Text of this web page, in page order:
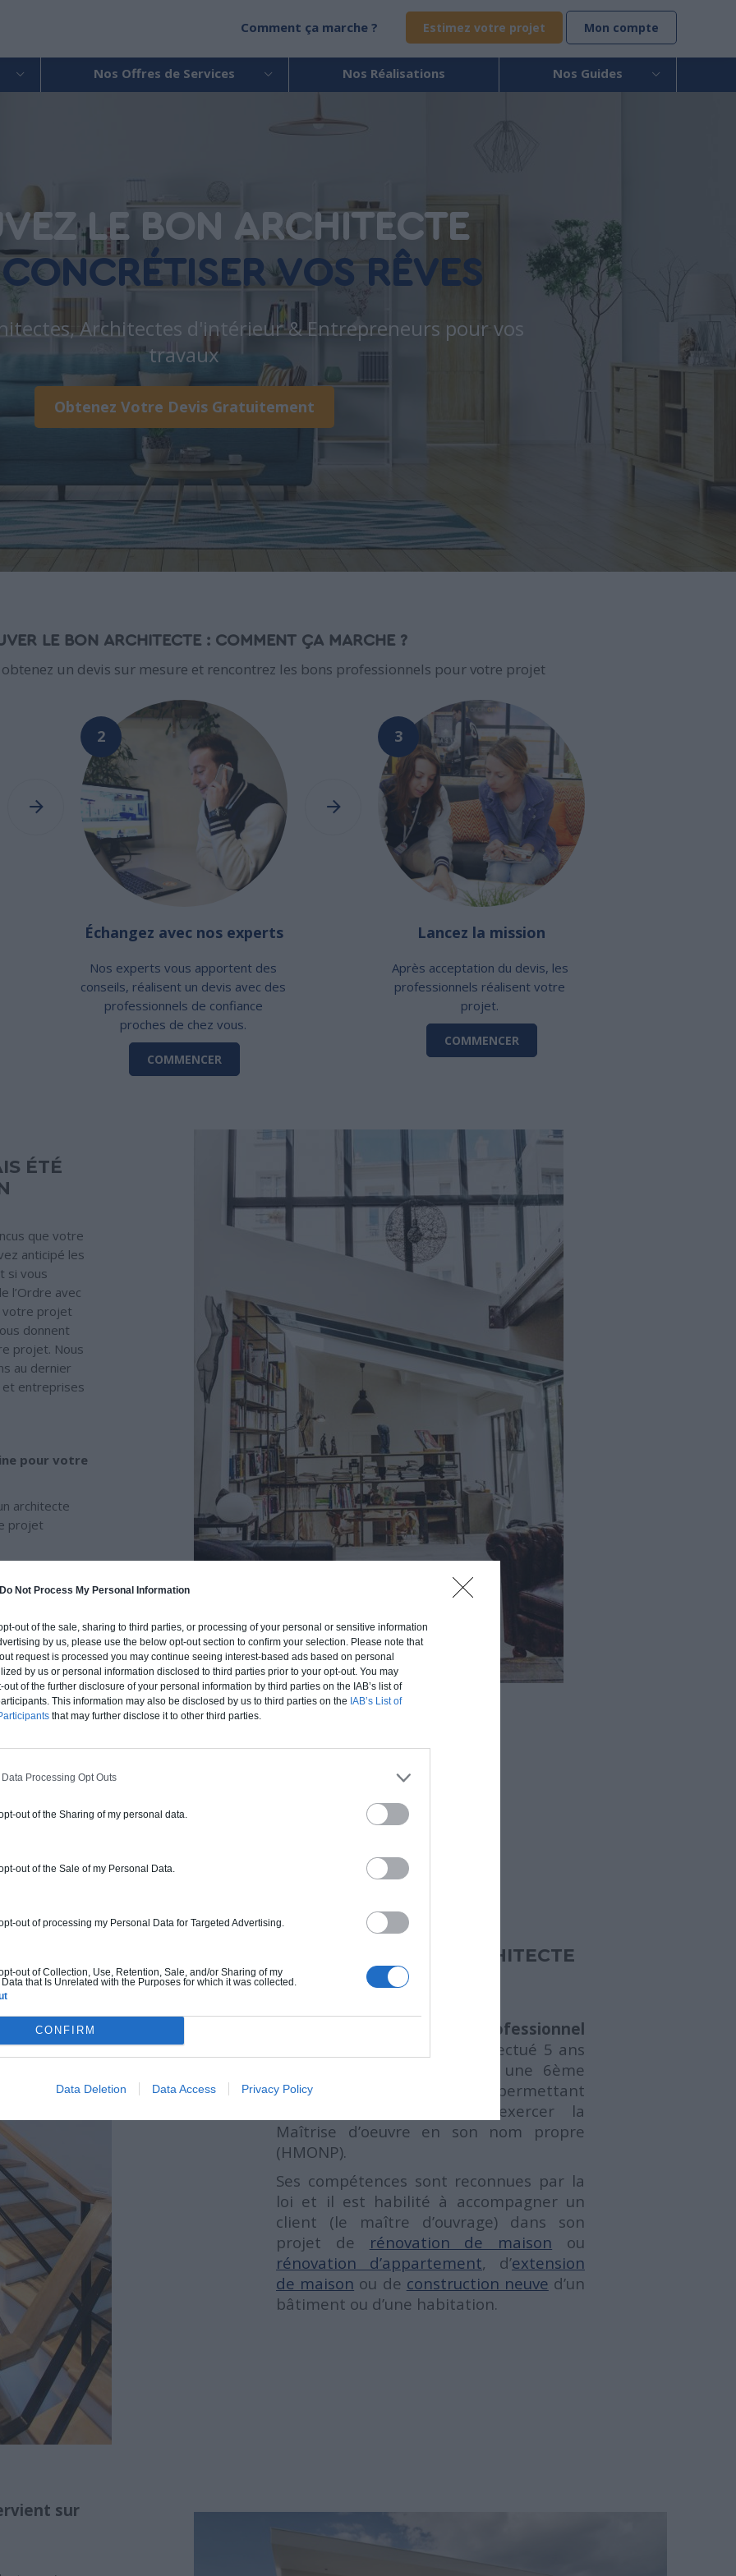
Do Not Process My Personal Information
out of the sale, sharing to third parties, or processing of your personal or sensitive information
by us, please use the below opt-out section to confirm your selection. Please note that
request is processed you may continue seeing interest-based ads based on personal
by us or personal information disclosed to third parties prior to your opt-out. You may
of the further disclosure of your personal information by third parties on the IAB’s list of
This information may also be disclosed by us to third parties on the IAB’s List of
that may further disclose it to other third parties.
Processing Opt Outs
out of the Sharing of my personal data.
out of the Sale of my Personal Data.
out of processing my Personal Data for Targeted Advertising.
out of Collection, Use, Retention, Sale, and/or Sharing of my
that Is Unrelated with the Purposes for which it was collected.
CONFIRM
Data Deletion Data Access Privacy Policy
Comment ça marche ? Estimez votre projet Mon compte
Nos Offres de Services Nos Réalisations Nos Guides
LE BON ARCHITECTE
VOS RÊVES
Architectes d'intérieur & Entrepreneurs pour vos
travaux
Obtenez Votre Devis Gratuitement
LE BON ARCHITECTE : COMMENT ÇA MARCHE ?
obtenez un devis sur mesure et rencontrez les bons professionnels pour votre projet
2
Échangez avec nos experts
Nos experts vous apportent des
conseils, réalisent un devis avec des
professionnels de confiance
proches de chez vous.
COMMENCER
3
Lancez la mission
Après acceptation du devis, les
professionnels réalisent votre
projet.
COMMENCER
ÉTÉ
que votre
anticipé les
si vous
l’Ordre avec
votre projet
donnent
projet. Nous
au dernier
et entreprises
pour votre
architecte
projet
forme d’un
vous ayez
FAIRE APPEL À UN ARCHITECTE ?
QU'EST-CE QU'UN ARCHITECTE
?
Un architecte est un professionnel
(DE) qui a effectué 5 ans
d’études et le plus souvent une 6ème
année supplémentaire lui permettant
d’obtenir l’Habilitation à exercer la
Maîtrise d’oeuvre en son nom propre
(HMONP).
Ses compétences sont reconnues par la
loi et il est habilité à accompagner un
client (le maître d’ouvrage) dans son
projet de rénovation de maison ou
rénovation d’appartement, d’extension
de maison ou de construction neuve d’un
bâtiment ou d’une habitation.
sur